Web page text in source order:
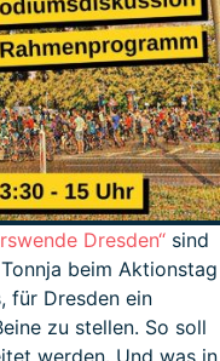
Dresden“ sind
beim Aktionstag
für Dresden ein
zu stellen. So soll